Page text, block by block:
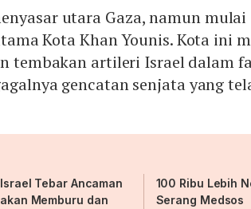
utara Gaza, namun mulai
Kota Khan Younis. Kota ini
tembakan artileri Israel dalam
gencatan senjata yang
Israel Tebar Ancaman
akan Memburu dan
100 Ribu Lebih
Serang Medsos